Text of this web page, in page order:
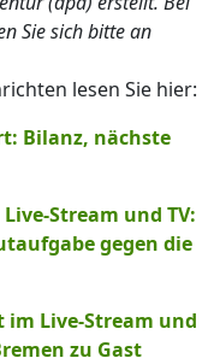
Sie sich bitte an
lesen Sie hier:
Bilanz, nächste
Stream und TV:
gegen die
im Live-Stream und
zu Gast